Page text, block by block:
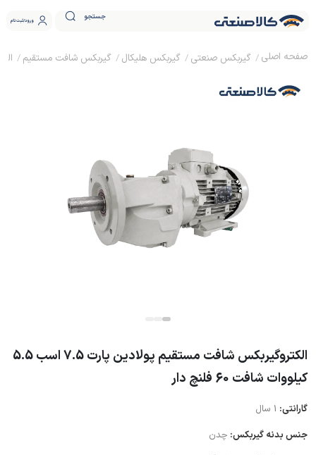
جستجو ورود ثبت نام
گیربکس صنعتی گیربکس هلیکال گیربکس شافت مستقیم
الکتروگیربکس شافت مستقیم پولادین پارت 7.5 اسب 5.5
کیلووات شافت 60 فلنچ دار
گارانتی: 1 سال
جنس بدنه گیربکس: چدن